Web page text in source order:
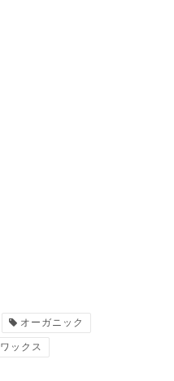
オーガニック
ワックス